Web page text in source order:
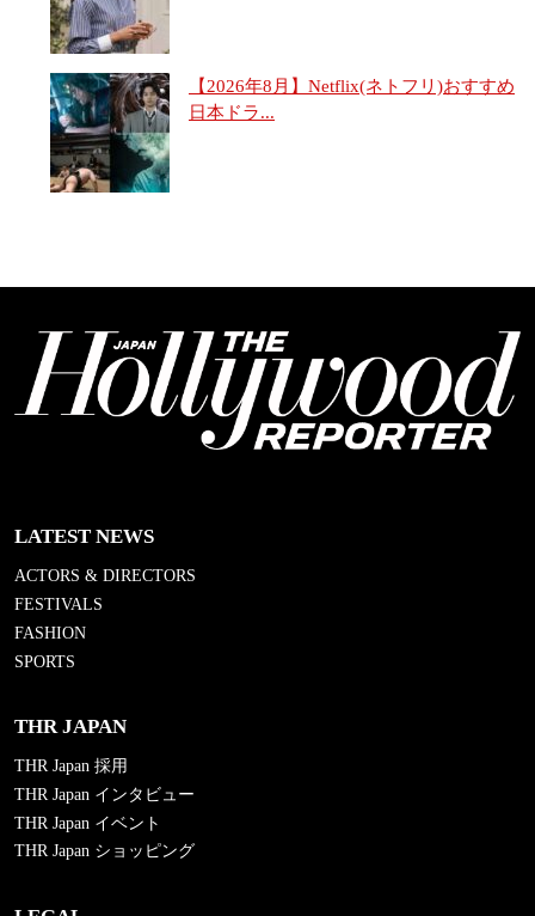
【2026年8月】Netflix(ネトフリ)おすすめ
日本ドラ...
LATEST NEWS
ACTORS & DIRECTORS
FESTIVALS
FASHION
SPORTS
THR JAPAN
THR Japan 採用
THR Japan インタビュー
THR Japan イベント
THR Japan ショッピング